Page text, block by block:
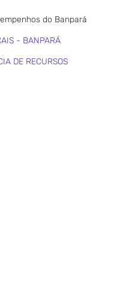
do Banpará
- BANPARÁ
DE RECURSOS